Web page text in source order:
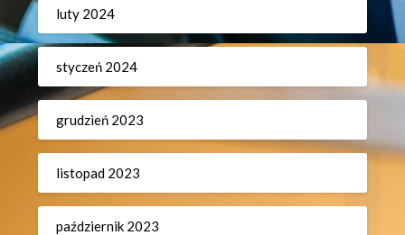
luty 2024
styczeń 2024
grudzień 2023
listopad 2023
październik 2023